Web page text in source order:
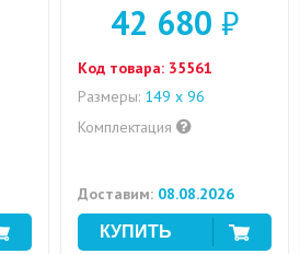
42 680 ₽
Код товара: 35561
Размеры: 149 x 96
Комплектация
Доставим: 08.08.2026